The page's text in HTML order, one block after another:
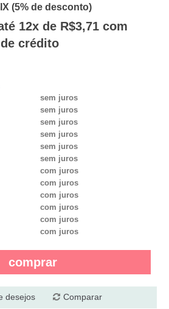
(5% de desconto)
12x de R$3,71 com
crédito
sem juros
sem juros
sem juros
sem juros
sem juros
sem juros
com juros
com juros
com juros
com juros
com juros
com juros
comprar
desejos Comparar